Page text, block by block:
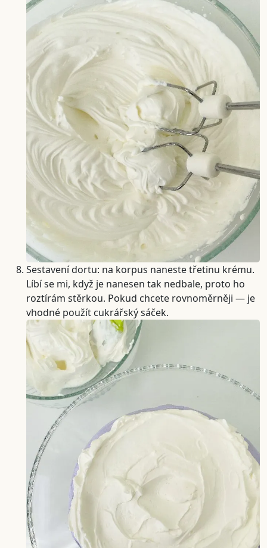
Sestavení dortu: na korpus naneste třetinu krému.
Líbí se mi, když je nanesen tak nedbale, proto ho
roztírám stěrkou. Pokud chcete rovnoměrněji — je
vhodné použít cukrářský sáček.